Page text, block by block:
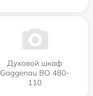
Духовой шкаф
Gaggenau BO 480-
110